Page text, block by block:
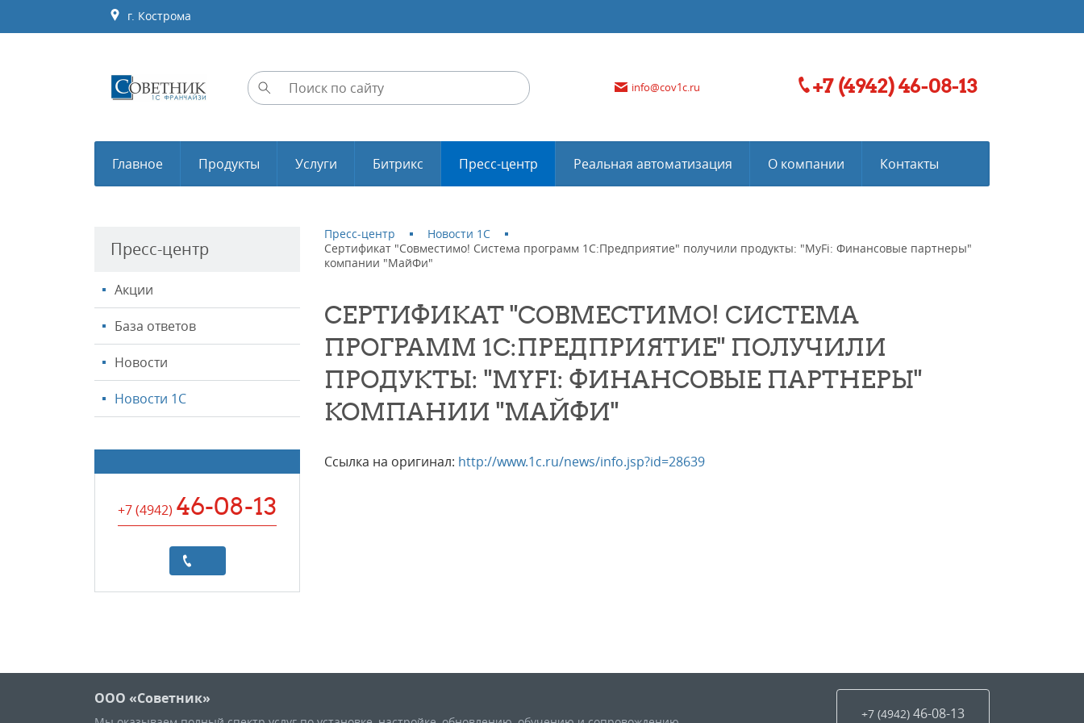
г. Кострома
info@cov1c.ru +7 (4942) 46-08-13
Главное Продукты Услуги Битрикс Пресс-центр Реальная автоматизация О компании Контакты
Пресс-центр
Акции
База ответов
Новости
Новости 1С
+7 (4942) 46-08-13
Пресс-центр
Новости 1С
Сертификат "Совместимо! Система программ 1С:Предприятие" получили продукты: "MyFi: Финансовые партнеры"
компании "МайФи"
СЕРТИФИКАТ "СОВМЕСТИМО! СИСТЕМА
ПРОГРАММ 1С:ПРЕДПРИЯТИЕ" ПОЛУЧИЛИ
ПРОДУКТЫ: "MYFI: ФИНАНСОВЫЕ ПАРТНЕРЫ"
КОМПАНИИ "МАЙФИ"
Ссылка на оригинал: http://www.1c.ru/news/info.jsp?id=28639
ООО «Советник»
+7 (4942) 46-08-13